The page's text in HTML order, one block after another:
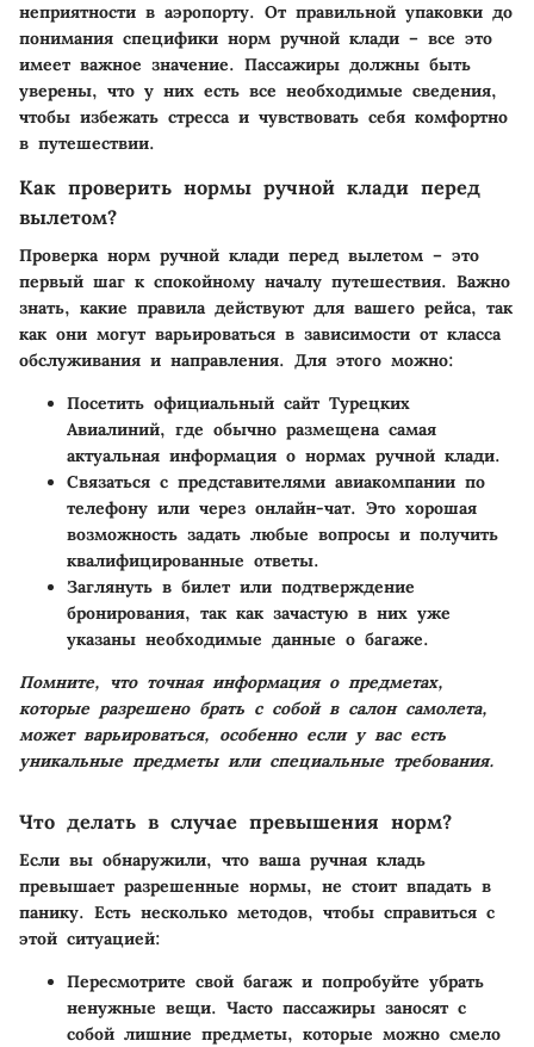
неприятности в аэропорту. От правильной упаковки до
понимания специфики норм ручной клади – все это
имеет важное значение. Пассажиры должны быть
уверены, что у них есть все необходимые сведения,
чтобы избежать стресса и чувствовать себя комфортно
в путешествии.
Как проверить нормы ручной клади перед
вылетом?
Проверка норм ручной клади перед вылетом – это
первый шаг к спокойному началу путешествия. Важно
знать, какие правила действуют для вашего рейса, так
как они могут варьироваться в зависимости от класса
обслуживания и направления. Для этого можно:
Посетить официальный сайт Турецких
Авиалиний, где обычно размещена самая
актуальная информация о нормах ручной клади.
Связаться с представителями авиакомпании по
телефону или через онлайн-чат. Это хорошая
возможность задать любые вопросы и получить
квалифицированные ответы.
Заглянуть в билет или подтверждение
бронирования, так как зачастую в них уже
указаны необходимые данные о багаже.
Помните, что точная информация о предметах,
которые разрешено брать с собой в салон самолета,
может варьироваться, особенно если у вас есть
уникальные предметы или специальные требования.
Что делать в случае превышения норм?
Если вы обнаружили, что ваша ручная кладь
превышает разрешенные нормы, не стоит впадать в
панику. Есть несколько методов, чтобы справиться с
этой ситуацией:
Пересмотрите свой багаж и попробуйте убрать
ненужные вещи. Часто пассажиры заносят с
собой лишние предметы, которые можно смело